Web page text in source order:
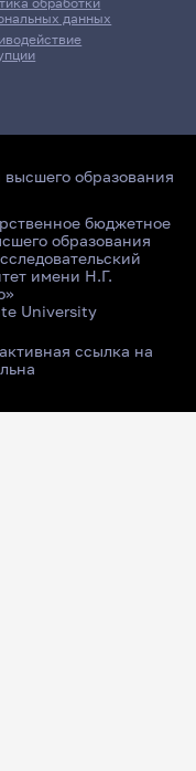
данных
образования
бюджетное
образования
имени Н.Г.
University
ссылка на